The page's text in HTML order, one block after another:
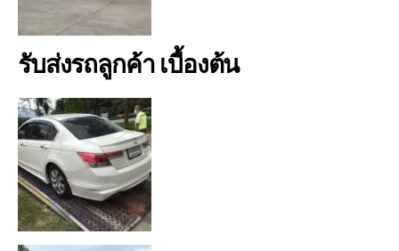
รับส่งรถลูกค้า เบื้องต้น